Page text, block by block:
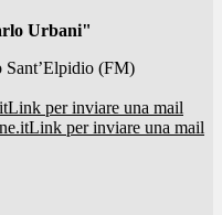
Urbani"
Sant’Elpidio (FM)
Link per inviare una mail
Link per inviare una mail